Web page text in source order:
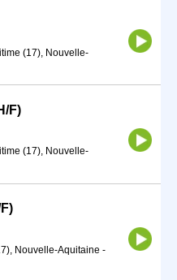
(17), Nouvelle-
F)
(17), Nouvelle-
Nouvelle-Aquitaine -